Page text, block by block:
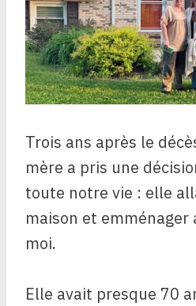
Trois ans après le
mère a pris une
toute notre vie : elle
maison et emménager
moi.
Elle avait presque 70